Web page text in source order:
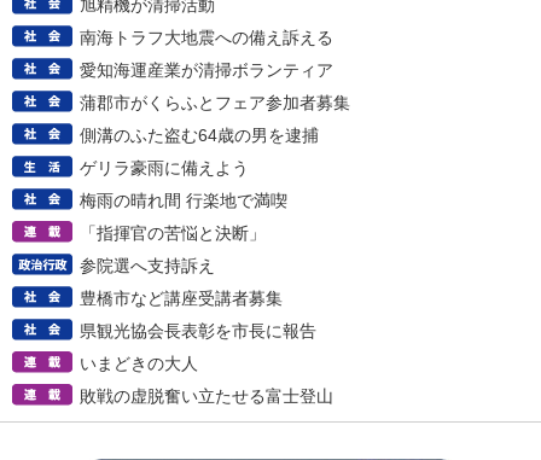
旭精機が清掃活動
南海トラフ大地震への備え訴える
愛知海運産業が清掃ボランティア
蒲郡市がくらふとフェア参加者募集
側溝のふた盗む64歳の男を逮捕
ゲリラ豪雨に備えよう
梅雨の晴れ間 行楽地で満喫
「指揮官の苦悩と決断」
参院選へ支持訴え
豊橋市など講座受講者募集
県観光協会長表彰を市長に報告
いまどきの大人
敗戦の虚脱奮い立たせる富士登山